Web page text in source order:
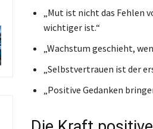
„Mut ist nicht das Fehlen
wichtiger ist.“
„Wachstum geschieht,
„Selbstvertrauen ist der
„Positive Gedanken